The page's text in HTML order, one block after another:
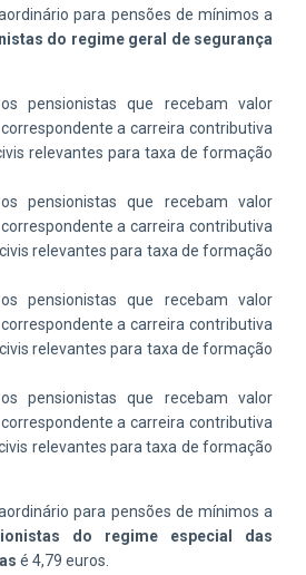
para pensões de mínimos a
do regime geral de segurança
pensionistas que recebam valor
a carreira contributiva
relevantes para taxa de formação
pensionistas que recebam valor
a carreira contributiva
relevantes para taxa de formação
pensionistas que recebam valor
a carreira contributiva
relevantes para taxa de formação
pensionistas que recebam valor
a carreira contributiva
relevantes para taxa de formação
para pensões de mínimos a
do regime especial das
é 4,79 euros.